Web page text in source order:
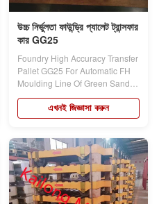
উচ্চ নির্ভুলতা ফাউন্ড্রি প্যালেট ট্রান্সফার
কার GG25
Foundry High Accuracy Transfer
Pallet GG25 For Automatic FH
Moulding Line Of Green Sand
Products...
এখনই জিজ্ঞাসা করুন